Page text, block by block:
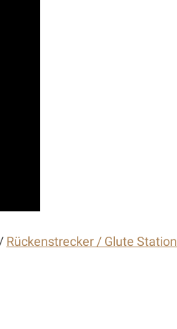
Rückenstrecker / Glute Station